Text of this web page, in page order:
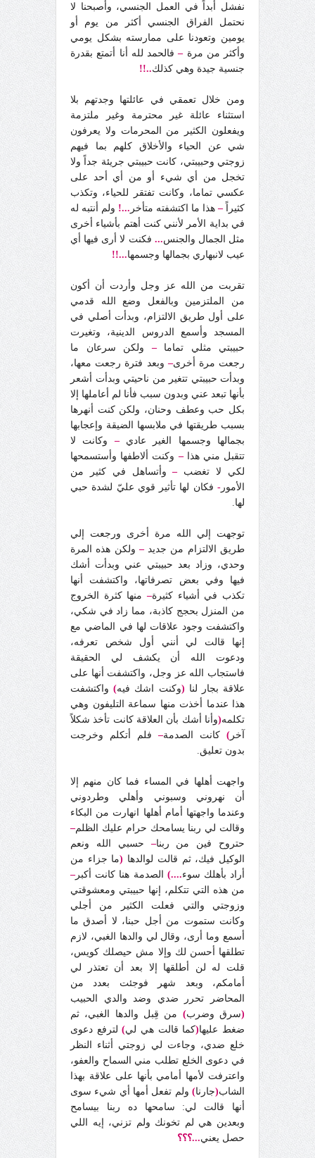
نفشل أبداً في العمل الجنسي، وأصبحنا لا
نحتمل الفراق الجنسي أكثر من يوم أو
يومين وتعودنا على ممارسته بشكل يومي
وأكثر من مرة –فالحمد لله أنا أتمتع بقدرة
جنسية جيدة وهي كذلك..!!
ومن خلال تعمقي في عائلتها وجدتهم بلا
استثناء عائلة غير محترمة وغير ملتزمة
ويفعلون الكثير من المحرمات ولا يعرفون
شي عن الحياء والأخلاق كلهم بما فيهم
زوجتي وحبيبتي، كانت حبيبتي جريئة جداً ولا
تخجل من أي شيء أو من أي أحد على
عكسي تماما، وكانت تفتقر للحياء، وتكذب
كثيراً – هذا ما اكتشفته متأخر ...! ولم أنتبه له
في بداية الأمر لأنني كنت أهتم بأشياء أخرى
مثل الجمال والجنس... فكنت لا أرى فيها أي
عيب لانبهاري بجمالها وجسمها...!!
تقربت من الله عز وجل وأردت أن أكون
من الملتزمين وبالفعل وضع الله قدمي
على أول طريق الالتزام، وبدأت أصلي في
المسجد وأسمع الدروس الدينية، وتغيرت
حبيبتي مثلي تماما – ولكن سرعان ما
رجعت مرة أخرى– وبعد فترة رجعت معها،
وبدأت حبيبتي تتغير من ناحيتي وبدأت أشعر
بأنها تبعد عني وبدون سبب فأنا لم أعاملها إلا
بكل حب وعطف وحنان، ولكن كنت أنهرها
بسبب طريقتها في ملابسها الضيقة وإعجابها
بجمالها وجسمها الغير عادي – وكانت لا
تتقبل مني هذا– وكنت ألاطفها وأستسمحها
لكي لا تغضب –وأتساهل في كثير من
الأمور - فكان لها تأثير قوي عليّ لشدة حبي
لها.
توجهت إلي الله مرة أخرى ورجعت إلي
طريق الالتزام من جديد – ولكن هذه المرة
وحدي، وزاد بعد حبيبتي عني وبدأت أشك
فيها وفي بعض تصرفاتها، واكتشفت أنها
تكذب في أشياء كثيرة– منها كثرة الخروج
من المنزل بحجج كاذبة، مما زاد في شكي،
واكتشفت وجود علاقات لها في الماضي مع
إنها قالت لي أنني أول شخص تعرفه،
ودعوت الله أن يكشف لي الحقيقة
فاستجاب الله عز وجل، واكتشفت أنها على
علاقة بجار لنا (وكنت اشك فيه) واكتشفت
هذا عندما أخذت منها سماعة التليفون وهي
تكلمه(وأنا أشك بأن العلاقة كانت تأخذ شكلاً
آخر ) كانت الصدمة– فلم أتكلم وخرجت
بدون تعليق.
واجهت أهلها في المساء فما كان منهم إلا
أن نهروني وسبوني وأهلي وطردوني
وعندما واجهتها أمام أهلها انهارت من البكاء
وقالت لي ربنا يسامحك حرام عليك الظلم–
حتروح فين من ربنا– حسبي الله ونعم
الوكيل فيك، ثم قالت لوالدها (ما جزاء من
أراد بأهلك سوء....) الصدمة هنا كانت أكبر –
من هذه التي تتكلم، إنها حبيبتي ومعشوقتي
وزوجتي والتي فعلت الكثير من أجلي
وكانت ستموت من أجل حبنا، لا أصدق ما
أسمع وما أرى، وقال لي والدها الغبي، لازم
تطلقها أحسن لك وإلا مش حيصلك كويس،
قلت له لن أطلقها إلا بعد أن تعتذر لي
أمامكم، وبعد شهر فوجئت بعدد من
المحاضر تحرر ضدي وضد والدي الحبيب
(سرق وضرب) من قِبل والدها الغبي، ثم
ضغط عليها(كما قالت هي لي)لترفع دعوى
خلع ضدي، وجاءت لي زوجتي أثناء النظر
في دعوى الخلع تطلب مني السماح والعفو،
واعترفت لأمها أمامي بأنها على علاقة بهذا
الشاب(جارنا) ولم تفعل أمها أي شيء سوى
أنها قالت لي: سامحها ده ربنا بيسامح
وبعدين هي لم تخونك ولم تزني، إيه اللي
حصل يعني...؟؟؟